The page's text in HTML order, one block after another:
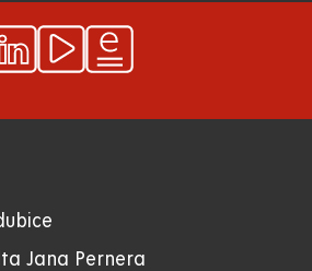
Jana Pernera